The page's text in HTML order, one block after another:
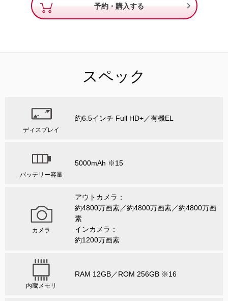
予約・購入する 
スペック
ディスプレイ
約6.5インチ Full HD+／有機EL
バッテリー容量
5000mAh ※15
カメラ
アウトカメラ：
約4800万画素／約4800万画素／約4800万画
素
インカメラ：
約1200万画素
内蔵メモリ
RAM 12GB／ROM 256GB ※16